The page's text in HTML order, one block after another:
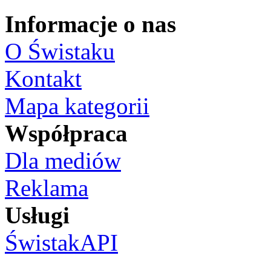
Informacje o nas
O Świstaku
Kontakt
Mapa kategorii
Współpraca
Dla mediów
Reklama
Usługi
ŚwistakAPI